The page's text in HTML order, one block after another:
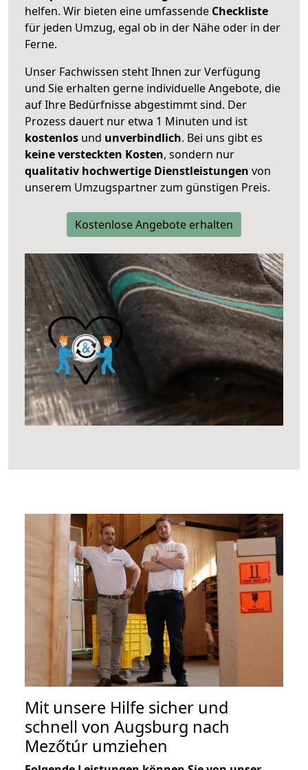
helfen. Wir bieten eine umfassende Checkliste
für jeden Umzug, egal ob in der Nähe oder in der
Ferne.
Unser Fachwissen steht Ihnen zur Verfügung
und Sie erhalten gerne individuelle Angebote, die
auf Ihre Bedürfnisse abgestimmt sind. Der
Prozess dauert nur etwa 1 Minuten und ist
kostenlos und unverbindlich. Bei uns gibt es
keine versteckten Kosten, sondern nur
qualitativ hochwertige Dienstleistungen von
unserem Umzugspartner zum günstigen Preis.
Kostenlose Angebote erhalten
Mit unsere Hilfe sicher und
schnell von Augsburg nach
Mezőtúr umziehen